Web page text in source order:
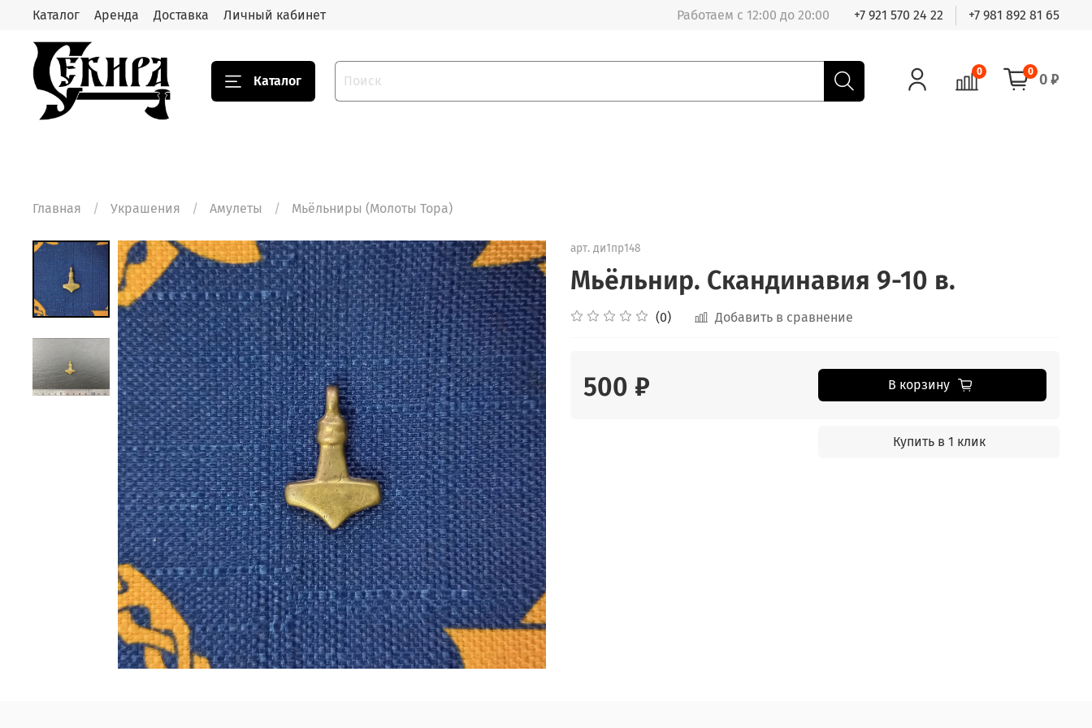
Каталог Аренда Доставка Личный кабинет Работаем с 12:00 до 20:00 +7 921 570 24 22 +7 981 892 81 65
Каталог
0 0 0 ₽
Главная Украшения Амулеты Мьёльниры (Молоты Тора)
арт. ди1пр148
Мьёльнир. Скандинавия 9-10 в.
(0) Добавить в сравнение
500 ₽ В корзину
Купить в 1 клик